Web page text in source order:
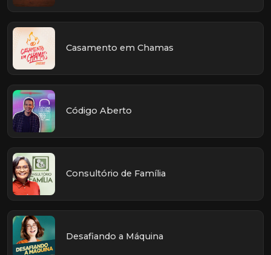
Casamento em Chamas
Código Aberto
Consultório de Família
Desafiando a Máquina